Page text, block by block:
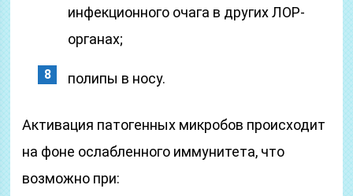
инфекционного очага в других ЛОР-
органах;
полипы в носу.
Активация патогенных микробов происходит
на фоне ослабленного иммунитета, что
возможно при: